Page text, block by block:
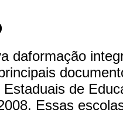
daformação
de
Essas